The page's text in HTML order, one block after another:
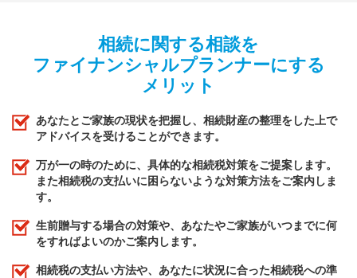
相続に関する相談を
ファイナンシャルプランナーにする
メリット
あなたとご家族の現状を把握し、相続財産の整理をした上で
アドバイスを受けることができます。
万が一の時のために、具体的な相続税対策をご提案します。
また相続税の支払いに困らないような対策方法をご案内しま
す。
生前贈与する場合の対策や、あなたやご家族がいつまでに何
をすればよいのかご案内します。
相続税の支払い方法や、あなたに状況に合った相続税への準